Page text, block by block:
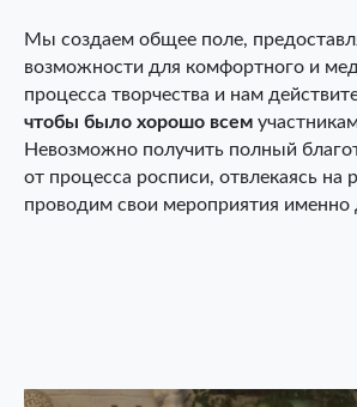
Мы создаем общее поле,
возможности для комфортного и
процесса творчества и нам
чтобы было хорошо всем
Невозможно получить полный
от процесса росписи, отвлекаясь на
проводим свои мероприятия именно
Арт-завтраки
Мастер-классы
Наборы для
творчества
Подарочные
сертификаты
Статьи
О проекте
Творческие туры
на Восток
Экскурсии